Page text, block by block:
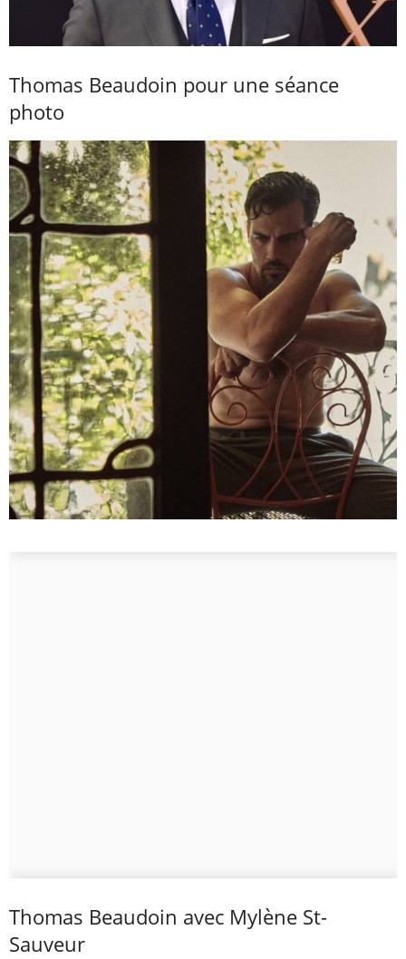
Thomas Beaudoin pour une séance
photo
Thomas Beaudoin avec Mylène St-
Sauveur